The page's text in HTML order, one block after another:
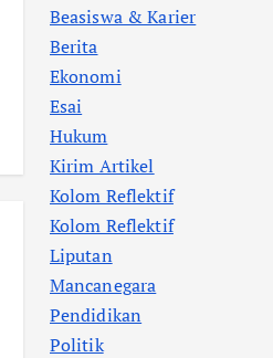
Beasiswa & Karier
Berita
Ekonomi
Esai
Hukum
Kirim Artikel
Kolom Reflektif
Kolom Reflektif
Liputan
Mancanegara
Pendidikan
Politik